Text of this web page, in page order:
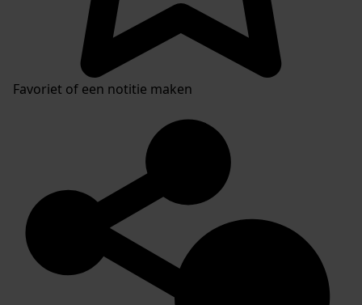
Favoriet of een notitie maken